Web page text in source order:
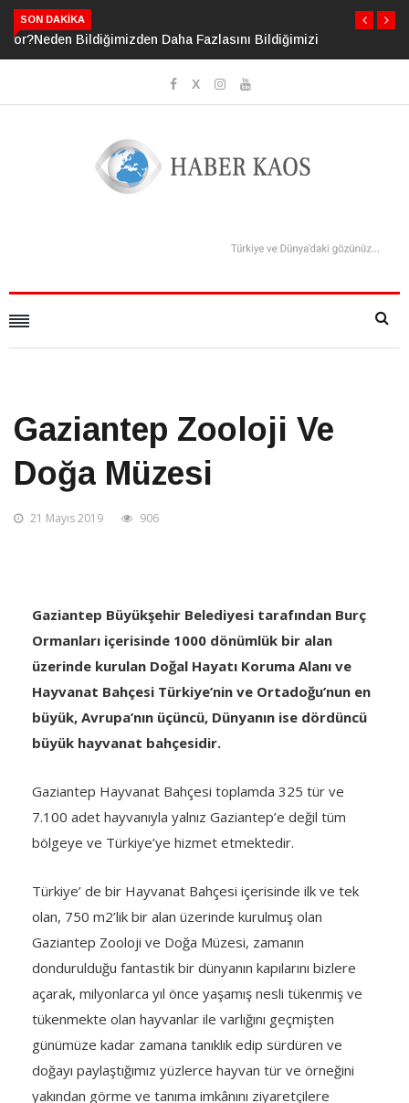
SON DAKIKA
Neden Bildiğimizden Daha Fazlasını Bildiğimizi Sanıyoruz?
Gaziantep Zooloji Ve
Doğa Müzesi
21 Mayıs 2019 906
Gaziantep Büyükşehir Belediyesi tarafından Burç
Ormanları içerisinde 1000 dönümlük bir alan
üzerinde kurulan Doğal Hayatı Koruma Alanı ve
Hayvanat Bahçesi Türkiye’nin ve Ortadoğu’nun en
büyük, Avrupa’nın üçüncü, Dünyanın ise dördüncü
büyük hayvanat bahçesidir.
Gaziantep Hayvanat Bahçesi toplamda 325 tür ve
7.100 adet hayvanıyla yalnız Gaziantep’e değil tüm
bölgeye ve Türkiye’ye hizmet etmektedir.
Türkiye’ de bir Hayvanat Bahçesi içerisinde ilk ve tek
olan, 750 m2’lik bir alan üzerinde kurulmuş olan
Gaziantep Zooloji ve Doğa Müzesi, zamanın
dondurulduğu fantastik bir dünyanın kapılarını bizlere
açarak, milyonlarca yıl önce yaşamış nesli tükenmiş ve
tükenmekte olan hayvanlar ile varlığını geçmişten
günümüze kadar zamana tanıklık edip sürdüren ve
doğayı paylaştığımız yüzlerce hayvan tür ve örneğini
yakından görme ve tanıma imkânını ziyaretçilere